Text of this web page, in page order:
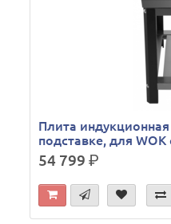
Плита
подставке, для
54 799р.